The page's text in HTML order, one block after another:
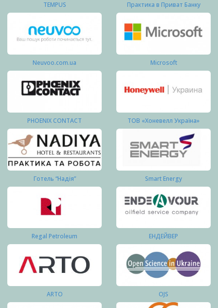
TEMPUS Практика в Приват Банку
Neuvoo.com.ua Microsoft
PHOENIX CONTACT ТОВ «Хоневелл Україна»
Готель “Надія” Smart Energy
Regal Petroleum ЕНДЕЙВЕР
ARTO OJS